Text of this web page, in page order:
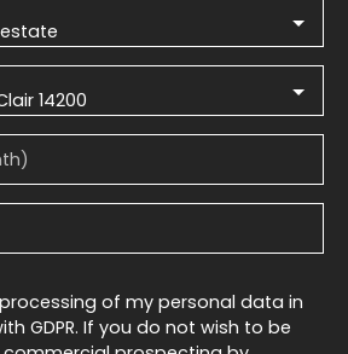
14200
of my personal data in
GDPR. If you do not wish to be